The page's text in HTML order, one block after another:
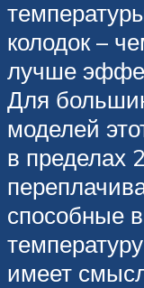
колодок –
лучше
Для
моделей
в пределах
способные
имеет